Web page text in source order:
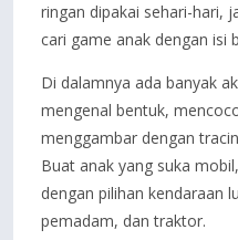
ringan dipakai sehari-hari,
cari game anak dengan isi
Di dalamnya ada banyak
mengenal bentuk,
menggambar dengan
Buat anak yang suka
dengan pilihan kendaraan
pemadam, dan traktor.